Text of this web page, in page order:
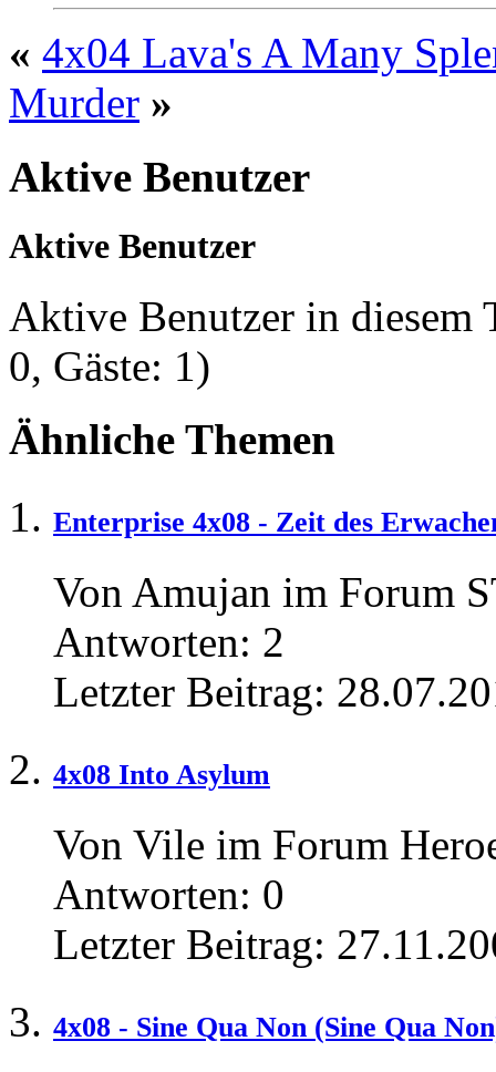
« 4x04 Lava's A Many
Murder »
Aktive Benutzer
Aktive Benutzer
Aktive Benutzer in diesem
0, Gäste: 1)
Ähnliche Themen
Enterprise 4x08 - Zeit des
Von Amujan im Forum
Antworten: 2
Letzter Beitrag:
4x08 Into Asylum
Von Vile im Forum
Antworten: 0
Letzter Beitrag:
4x08 - Sine Qua Non (Sine Qua